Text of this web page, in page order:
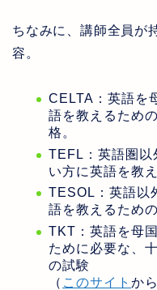
ちなみに、講師全員が
容。
CELTA：英語を
語を教えるため
格。
TEFL：英語圏以
い方に英語を教
TESOL：英語以
語を教えるため
TKT：英語を母
ために必要な、
の試験
（ このサイト か